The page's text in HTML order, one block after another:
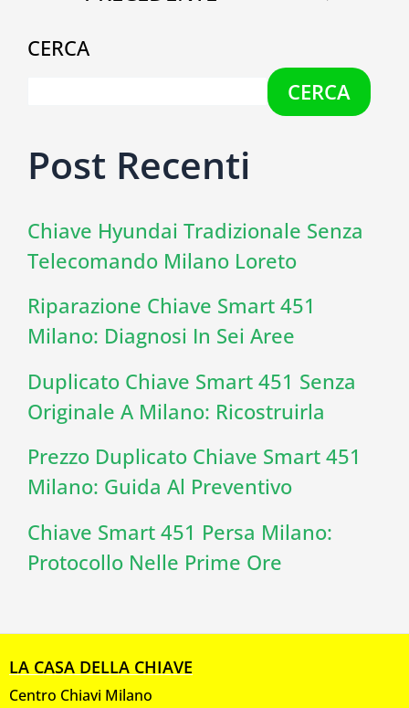
CERCA
CERCA
Post Recenti
Chiave Hyundai Tradizionale Senza
Telecomando Milano Loreto
Riparazione Chiave Smart 451
Milano: Diagnosi In Sei Aree
Duplicato Chiave Smart 451 Senza
Originale A Milano: Ricostruirla
Prezzo Duplicato Chiave Smart 451
Milano: Guida Al Preventivo
Chiave Smart 451 Persa Milano:
Protocollo Nelle Prime Ore
LA CASA DELLA CHIAVE
Centro Chiavi Milano